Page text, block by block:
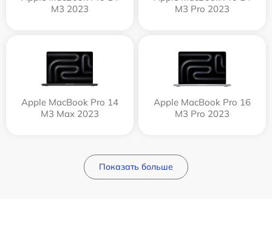
M3 2023
M3 Pro 2023
Apple MacBook Pro 14
M3 Max 2023
Apple MacBook Pro 16
M3 Pro 2023
Показать больше